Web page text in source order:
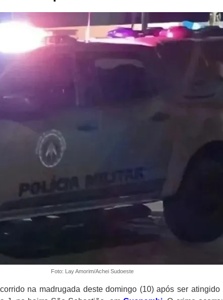
Foto: Lay Amorim/Achei Sudoeste
na madrugada deste domingo (10) após ser atingido